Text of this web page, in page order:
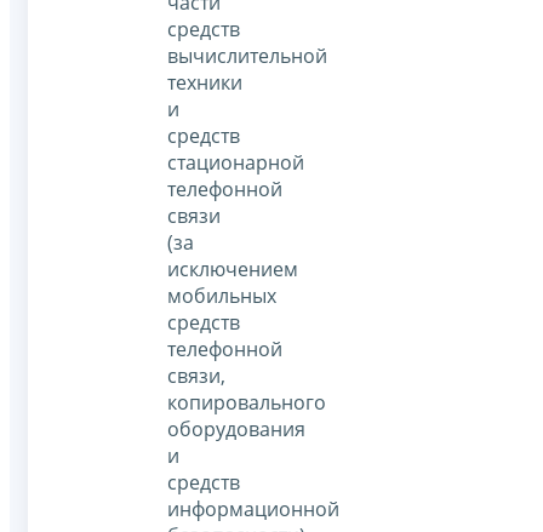
средств
вычислительной
техники
и
средств
стационарной
телефонной
связи
(за
исключением
мобильных
средств
телефонной
связи,
копировального
оборудования
и
средств
информационной